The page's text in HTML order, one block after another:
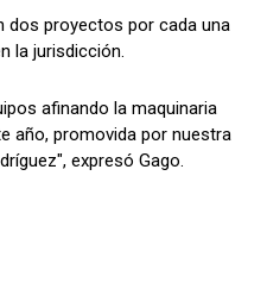
dos proyectos por cada una
la jurisdicción.
afinando la maquinaria
año, promovida por nuestra
expresó Gago.